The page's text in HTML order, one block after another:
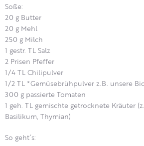
Soße:
20 g Butter
20 g Mehl
250 g Milch
1 gestr. TL Salz
2 Prisen Pfeffer
1/4 TL Chilipulver
1/2 TL *Gemüsebrühpulver z.B. unsere
300 g passierte Tomaten
1 geh. TL gemischte getrocknete Kräuter
Basilikum, Thymian)
So geht´s: